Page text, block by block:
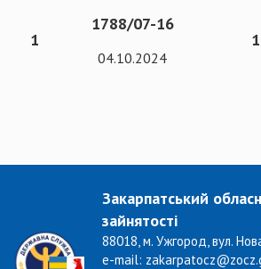
1
1788/07-16
04.10.2024
1
Закарпатський
зайнятості
88018, м. Ужгород, вул.
e-mail: